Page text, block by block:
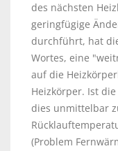
des nächsten
geringfügige
durchführt, hat
Wortes, eine
auf die
Heizkörper. Ist
dies unmittelbar
(Problem